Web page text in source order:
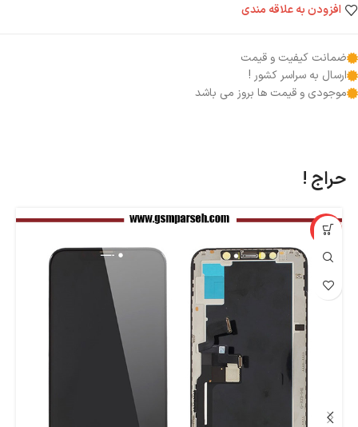
افزودن به علاقه مندی
ضمانت کیفیت و قیمت
ارسال به سراسر کشور !
موجودی و قیمت ها بروز می باشد
حراج !
-27%